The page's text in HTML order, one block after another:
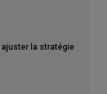
la stratégie